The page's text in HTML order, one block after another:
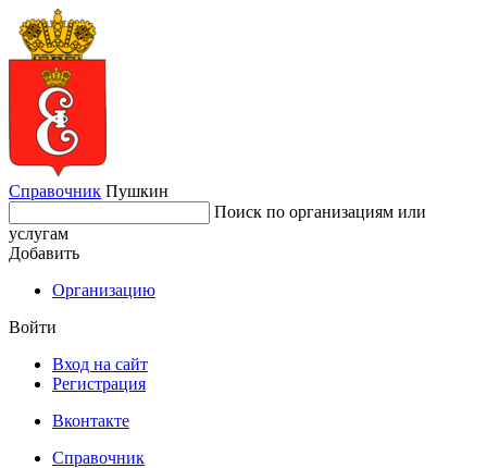
Справочник Пушкин
Поиск по организациям или
услугам
Добавить
Организацию
Войти
Вход на сайт
Регистрация
Вконтакте
Справочник